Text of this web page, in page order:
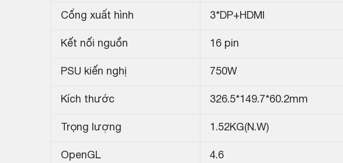
Cổng xuất hình 3*DP+HDMI
Kết nối nguồn 16 pin
PSU kiến nghị 750W
Kích thước 326.5*149.7*60.2mm
Trọng lượng 1.52KG(N.W)
OpenGL 4.6